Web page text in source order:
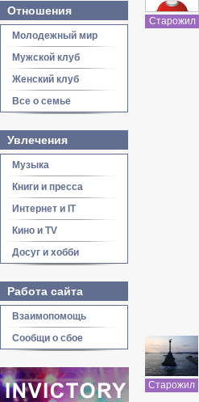
Отношения
Молодежный мир
Мужской клуб
Женский клуб
Все о семье
Увлечения
Музыка
Книги и пресса
Интернет и IT
Кино и TV
Досуг и хобби
Работа сайта
Взаимопомощь
Сообщи о сбое
Старожил
Старожил